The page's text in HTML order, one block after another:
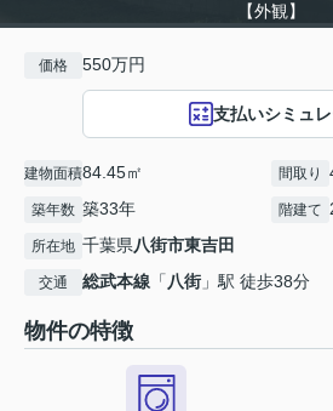
【外観】
価格 550万円
支払いシミュ
建物面積84.45㎡ 間取り
築年数 築33年 階建て
所在地 千葉県八街市東吉田
交通 総武本線 「八街」駅 徒歩38分
物件の特徴